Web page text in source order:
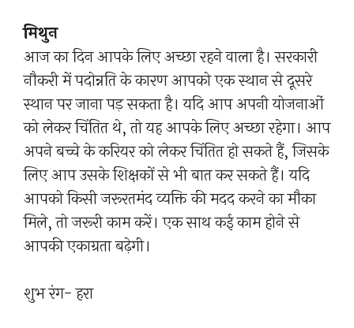
मिथुन
आज का दिन आपके लिए अच्छा रहने वाला है। सरकारी
नौकरी में पदोन्नति के कारण आपको एक स्थान से दूसरे
स्थान पर जाना पड़ सकता है। यदि आप अपनी योजनाओं
को लेकर चिंतित थे, तो यह आपके लिए अच्छा रहेगा। आप
अपने बच्चे के करियर को लेकर चिंतित हो सकते हैं, जिसके
लिए आप उसके शिक्षकों से भी बात कर सकते हैं। यदि
आपको किसी जरूरतमंद व्यक्ति की मदद करने का मौका
मिले, तो जरूरी काम करें। एक साथ कई काम होने से
आपकी एकाग्रता बढ़ेगी।
शुभ रंग- हरा